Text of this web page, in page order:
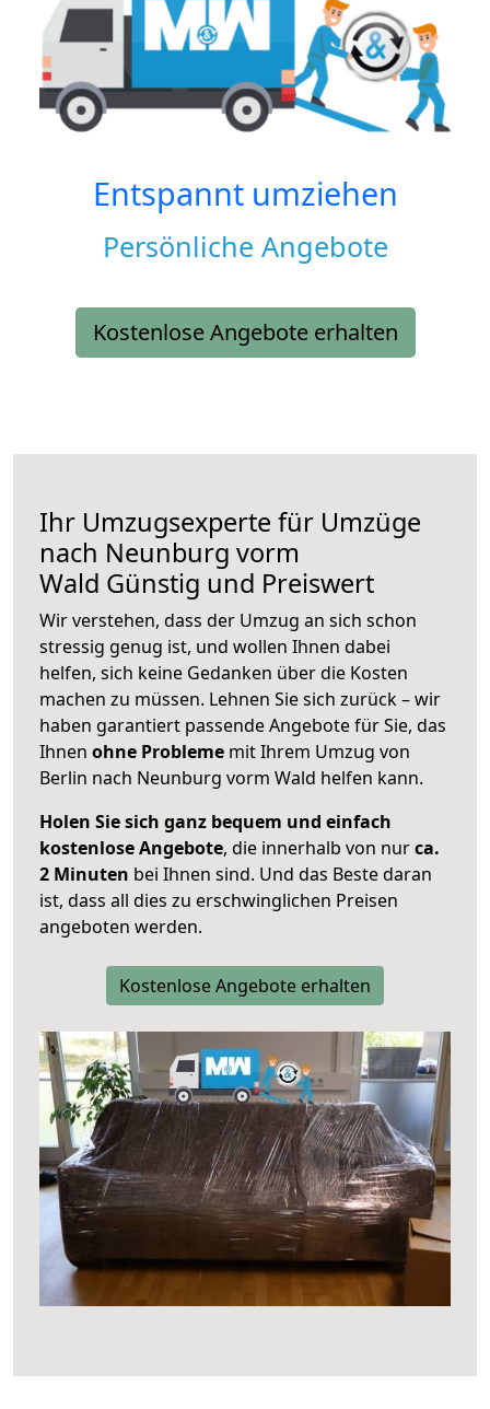
Entspannt umziehen
Persönliche Angebote
Kostenlose Angebote erhalten
Ihr Umzugsexperte für Umzüge
nach Neunburg vorm
Wald Günstig und Preiswert
Wir verstehen, dass der Umzug an sich schon
stressig genug ist, und wollen Ihnen dabei
helfen, sich keine Gedanken über die Kosten
machen zu müssen. Lehnen Sie sich zurück – wir
haben garantiert passende Angebote für Sie, das
Ihnen ohne Probleme mit Ihrem Umzug von
Berlin nach Neunburg vorm Wald helfen kann.
Holen Sie sich ganz bequem und einfach
kostenlose Angebote, die innerhalb von nurca.
2 Minuten bei Ihnen sind. Und das Beste daran
ist, dass all dies zu erschwinglichen Preisen
angeboten werden.
Kostenlose Angebote erhalten